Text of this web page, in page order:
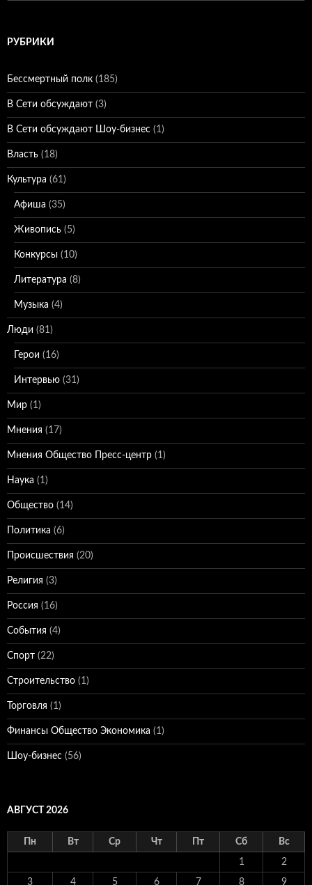
РУБРИКИ
Бессмертный полк (185)
В Сети обсуждают (3)
В Сети обсуждают Шоу-бизнес (1)
Власть (18)
Культура (61)
Афиша (35)
Живопись (5)
Конкурсы (10)
Литература (8)
Музыка (4)
Люди (81)
Герои (16)
Интервью (31)
Мир (1)
Мнения (17)
Мнения Общество Пресс-центр (1)
Наука (1)
Общество (14)
Политика (6)
Происшествия (20)
Религия (3)
Россия (16)
События (4)
Спорт (22)
Строительство (1)
Торговля (1)
Финансы Общество Экономика (1)
Шоу-бизнес (56)
АВГУСТ 2026
Пн Вт Ср Чт Пт Сб Вс
1 2
3 4 5 6 7 8 9